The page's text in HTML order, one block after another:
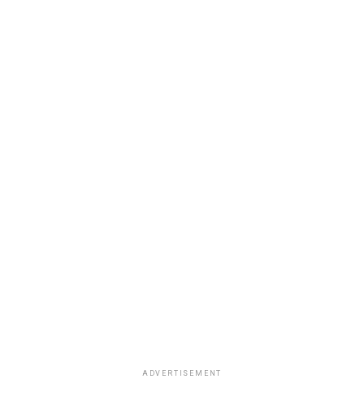
ADVERTISEMENT